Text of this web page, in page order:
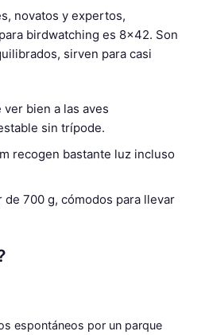
novatos y expertos,
birdwatching es 8×42. Son
sirven para casi
bien a las aves
sin trípode.
recogen bastante luz incluso
de 700 g, cómodos para llevar
espontáneos por un parque